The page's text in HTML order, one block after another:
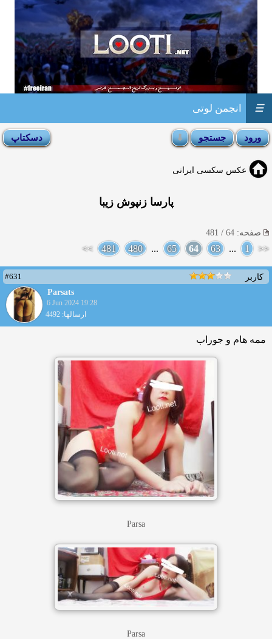
انجمن لوتی ☰
عکس سکسی ایرانی
پارسا زنپوش زیبا
صفحه: 64 / 481
<<
1
...
63
64
65
...
480
481
>>
کاربر
#631
Parsats
6 Jun 2024 19:28
ارسالها: 4492
ممه هام و جوراب
Parsa
Parsa